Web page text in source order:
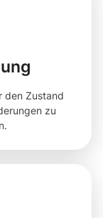
den Zustand
zu